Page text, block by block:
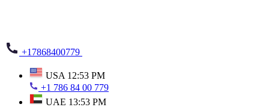
+17868400779
USA 12:53 PM
+1 786 84 00 779
UAE 13:53 PM